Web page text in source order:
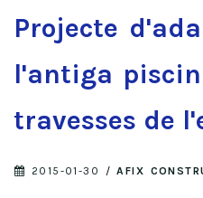
Projecte
l'antiga
travesses de
2015-01-30 / AFIX